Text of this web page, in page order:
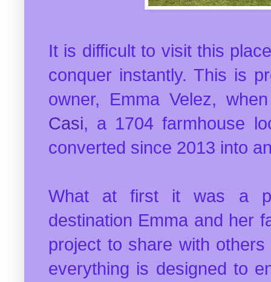
It is difficult to visit this
conquer instantly. This is
owner, Emma Velez,
Casi, a 1704 farmhouse
converted since 2013 into
What at first it was a
destination Emma and her
project to share with
everything is designed to